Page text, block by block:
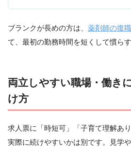
ブランクが長めの方は、 薬剤師の復
て、最初の勤務時間を短くして慣ら
両立しやすい職場・働き
け方
求人票に「時短可」「子育て理解あ
実際に続けやすいかは別です。見学